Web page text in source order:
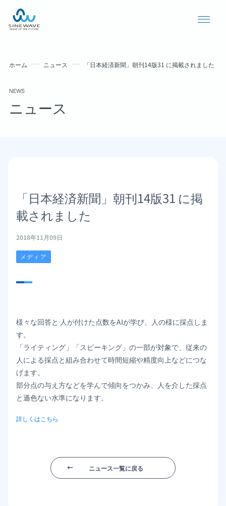
個人情報保護方針
ホーム ニュース 「日本経済新聞」朝刊14版31 に掲載されました
NEWS
ニュース
「日本経済新聞」朝刊14版31 に掲
載されました
2018年11月09日
メディア
様々な回答と 人が付けた点数をAIが学び、人の様に採点しま
す。
「ライティング」「スピーキング」の一部が対象で、従来の
人による採点と組み合わせて時間短縮や精度向上などにつな
げます。
部分点の与え方などを学んで傾向をつかみ、人を介した採点
と遜色ない水準になります。
詳しくはこちら
ニュース一覧に戻る